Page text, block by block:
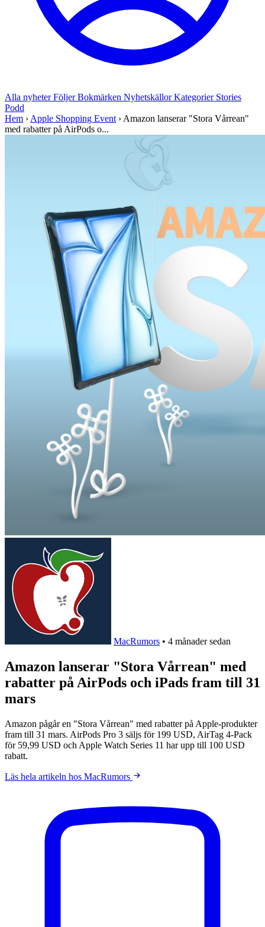
Alla nyheterFöljerBokmärken NyhetskällorKategorier Stories
Podd
Hem › Apple Shopping Event › Amazon lanserar "Stora Vårrean"
med rabatter på AirPods o...
MacRumors • 4 månader sedan
Amazon lanserar "Stora Vårrean" med
rabatter på AirPods och iPads fram till 31
mars
Amazon pågår en "Stora Vårrean" med rabatter på Apple-produkter
fram till 31 mars. AirPods Pro 3 säljs för 199 USD, AirTag 4-Pack
för 59,99 USD och Apple Watch Series 11 har upp till 100 USD
rabatt.
Läs hela artikeln hos MacRumors